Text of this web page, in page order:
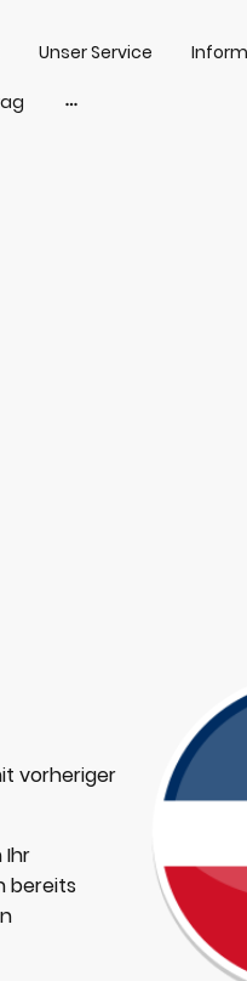
Unser Service
vorheriger
Ihr
bereits